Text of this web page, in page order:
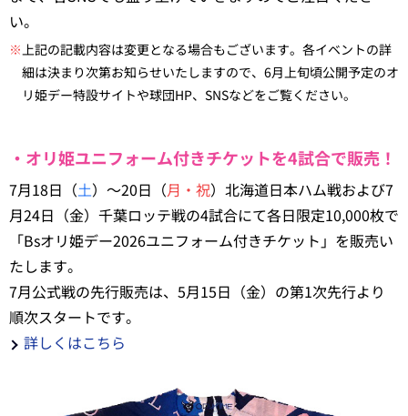
い。
※上記の記載内容は変更となる場合もございます。各イベントの詳
細は決まり次第お知らせいたしますので、6月上旬頃公開予定のオ
リ姫デー特設サイトや球団HP、SNSなどをご覧ください。
・オリ姫ユニフォーム付きチケットを4試合で販売！
7月18日（土）～20日（月・祝）北海道日本ハム戦および7
月24日（金）千葉ロッテ戦の4試合にて各日限定10,000枚で
「Bsオリ姫デー2026ユニフォーム付きチケット」を販売い
たします。
7月公式戦の先行販売は、5月15日（金）の第1次先行より
順次スタートです。
詳しくはこちら